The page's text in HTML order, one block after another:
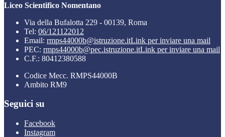
Liceo Scientifico Nomentano
Via della Bufalotta 229 - 00139, Roma
Tel: 06/121122012
Email: rmps44000b@istruzione.itLink per inviare una mail
PEC: rmps44000b@pec.istruzione.itLink per inviare una mail
C.F.: 80412380588
Codice Mecc. RMPS44000B
Ambito RM9
Seguici su
Facebook
Instagram